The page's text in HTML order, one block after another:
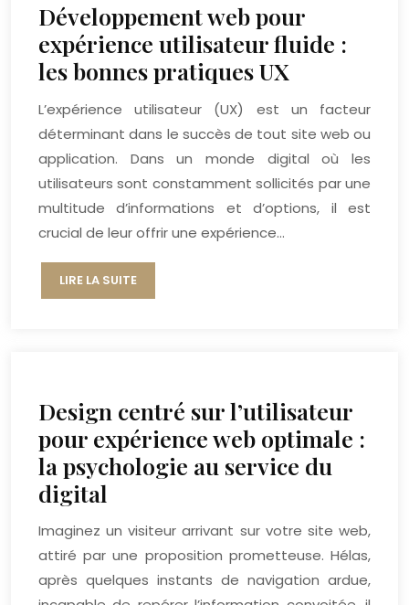
Développement web pour
expérience utilisateur fluide :
les bonnes pratiques UX
L’expérience utilisateur (UX) est un facteur
déterminant dans le succès de tout site web ou
application. Dans un monde digital où les
utilisateurs sont constamment sollicités par une
multitude d’informations et d’options, il est
crucial de leur offrir une expérience…
LIRE LA SUITE
Design centré sur l’utilisateur
pour expérience web optimale :
la psychologie au service du
digital
Imaginez un visiteur arrivant sur votre site web,
attiré par une proposition prometteuse. Hélas,
après quelques instants de navigation ardue,